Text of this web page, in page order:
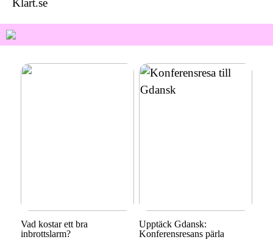
Klart.se
Vad kostar ett bra
inbrottslarm?
Upptäck Gdansk:
Konferensresans pärla